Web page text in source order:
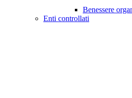
Benessere
Enti controllati